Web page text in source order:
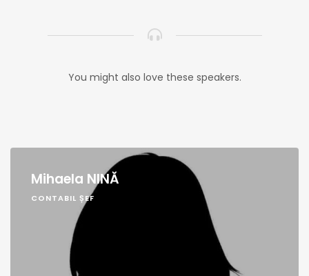
You might also love these speakers.
Mihaela NINĂ
CONTABIL ȘEF